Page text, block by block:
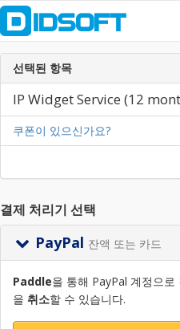
선택된 항목
IP Widget Service (12
쿠폰이 있으신가요?
결제 처리기 선택
PayPal 잔액 또는 카드
Paddle을 통해 PayPal 계정으
을 취소할 수 있습니다.